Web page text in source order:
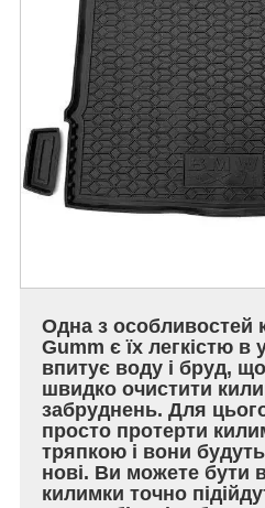
Одна з особливостей
Gumm є їх легкістю в
впитує воду і бруд,
швидко очистити
забруднень. Для
просто протерти
тряпкою і вони
нові. Ви можете бути
килимки точно